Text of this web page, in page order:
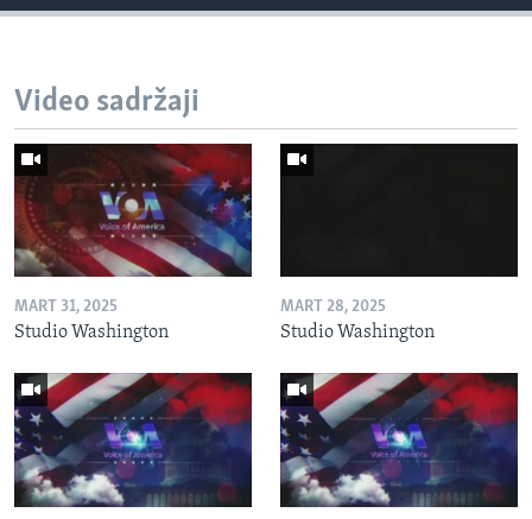
Video sadržaji
MART 31, 2025
Studio Washington
MART 28, 2025
Studio Washington